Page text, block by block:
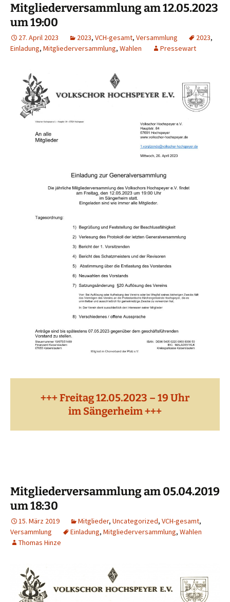
Mitgliederversammlung am 12.05.2023
um 19:00
27. April 2023 2023, VCH-gesamt, Versammlung 2023,
Einladung, Mitgliederversammlung, Wahlen Pressewart
+++Freitag 12.05.2023 – 19 Uhr
im Sängerheim+++
Mitgliederversammlung am 05.04.2019
um 18:30
15. März 2019 Mitglieder, Uncategorized, VCH-gesamt,
Versammlung
Einladung, Mitgliederversammlung, Wahlen
Thomas Hinze